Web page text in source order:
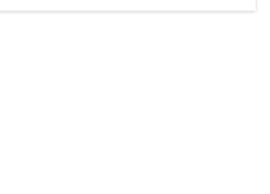
heute nicht mehr, ist aber integrativer